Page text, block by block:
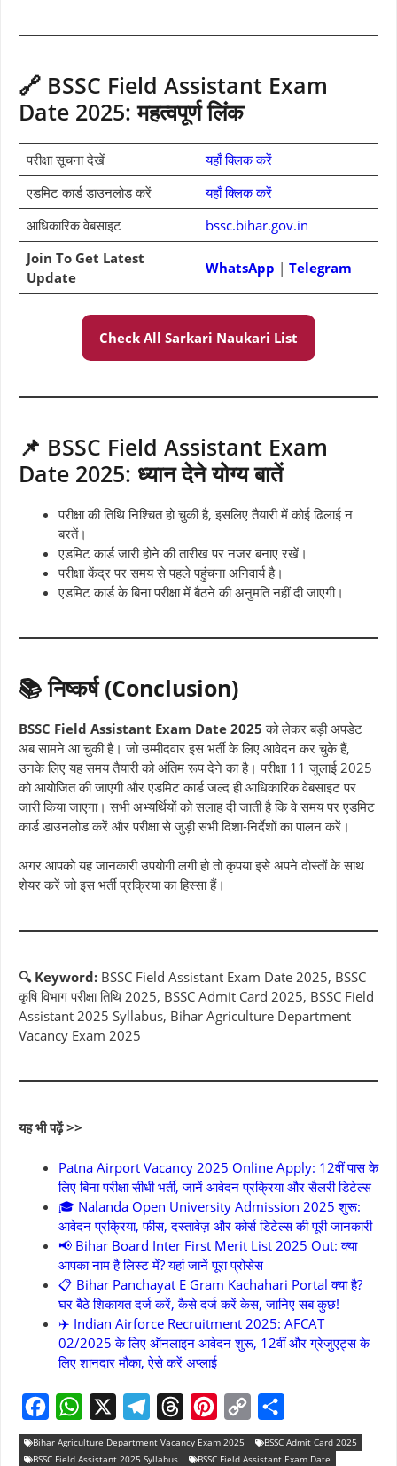
🔗 BSSC Field Assistant Exam
Date 2025: महत्वपूर्ण लिंक
परीक्षा सूचना देखें
यहाँ क्लिक करें
एडमिट कार्ड डाउनलोड करें
यहाँ क्लिक करें
आधिकारिक वेबसाइट
bssc.bihar.gov.in
Join To Get Latest
Update
WhatsApp | Telegram
Check All Sarkari Naukari List
📌 BSSC Field Assistant Exam
Date 2025: ध्यान देने योग्य बातें
परीक्षा की तिथि निश्चित हो चुकी है, इसलिए तैयारी में कोई ढिलाई न
बरतें।
एडमिट कार्ड जारी होने की तारीख पर नजर बनाए रखें।
परीक्षा केंद्र पर समय से पहले पहुंचना अनिवार्य है।
एडमिट कार्ड के बिना परीक्षा में बैठने की अनुमति नहीं दी जाएगी।
📚निष्कर्ष (Conclusion)
BSSC Field Assistant Exam Date 2025 को लेकर बड़ी अपडेट
अब सामने आ चुकी है। जो उम्मीदवार इस भर्ती के लिए आवेदन कर चुके हैं,
उनके लिए यह समय तैयारी को अंतिम रूप देने का है। परीक्षा 11 जुलाई 2025
को आयोजित की जाएगी और एडमिट कार्ड जल्द ही आधिकारिक वेबसाइट पर
जारी किया जाएगा। सभी अभ्यर्थियों को सलाह दी जाती है कि वे समय पर एडमिट
कार्ड डाउनलोड करें और परीक्षा से जुड़ी सभी दिशा-निर्देशों का पालन करें।
अगर आपको यह जानकारी उपयोगी लगी हो तो कृपया इसे अपने दोस्तों के साथ
शेयर करें जो इस भर्ती प्रक्रिया का हिस्सा हैं।
🔍 Keyword: BSSC Field Assistant Exam Date 2025, BSSC
कृषि विभाग परीक्षा तिथि 2025, BSSC Admit Card 2025, BSSC Field
Assistant 2025 Syllabus, Bihar Agriculture Department
Vacancy Exam 2025
यह भी पढ़ें >>
Patna Airport Vacancy 2025 Online Apply: 12वीं पास के
लिए बिना परीक्षा सीधी भर्ती, जानें आवेदन प्रक्रिया और सैलरी डिटेल्स
🎓 Nalanda Open University Admission 2025 शुरू:
आवेदन प्रक्रिया, फीस, दस्तावेज़ और कोर्स डिटेल्स की पूरी जानकारी
📢 Bihar Board Inter First Merit List 2025 Out: क्या
आपका नाम है लिस्ट में? यहां जानें पूरा प्रोसेस
📋 Bihar Panchayat E Gram Kachahari Portal क्या है?
घर बैठे शिकायत दर्ज करें, कैसे दर्ज करें केस, जानिए सब कुछ!
✈️ Indian Airforce Recruitment 2025: AFCAT
02/2025 के लिए ऑनलाइन आवेदन शुरू, 12वीं और ग्रेजुएट्स के
लिए शानदार मौका, ऐसे करें अप्लाई
F
a
W
h
X
T
e
T
h
P
i
C
o
S
h
Bihar Agriculture Department Vacancy Exam 2025
BSSC Admit Card 2025
BSSC Field Assistant 2025 Syllabus
BSSC Field Assistant Exam Date